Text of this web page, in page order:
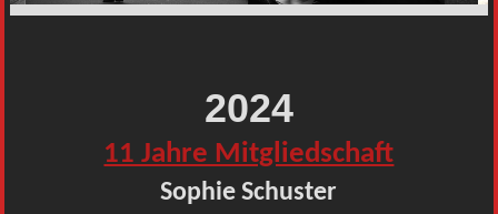
2024
11 Jahre Mitgliedschaft
Sophie Schuster